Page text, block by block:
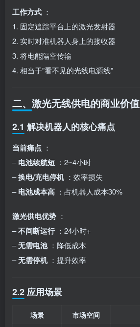
工作方式 ：
1. 固定追踪平台上的激光发射器
2. 实时对准机器人身上的接收器
3. 将电能隔空传输
4. 相当于”看不见的光线电源线”
二、激光无线供电的商业价值
2.1 解决机器人的核心痛点
当前痛点 ：
–电池续航短 ：2~4小时
–换电/充电停机 ：效率损失
–电池成本高 ：占机器人成本30%
激光供电优势 ：
–不间断运行 ：24小时+
–无需电池 ：降低成本
–无需停机 ：提升效率
2.2 应用场景
场景 市场空间